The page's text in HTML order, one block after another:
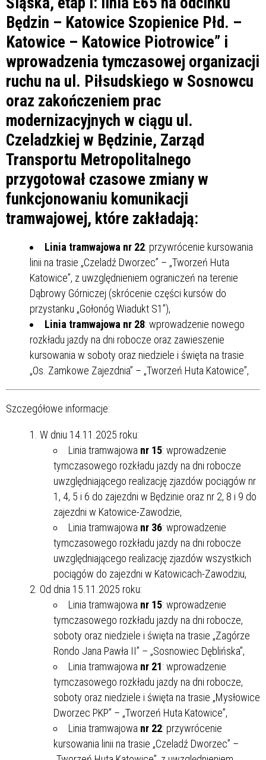
Będzin – Katowice Szopienice Płd. –
Katowice – Katowice Piotrowice” i
wprowadzenia tymczasowej organizacji
ruchu na ul. Piłsudskiego w Sosnowcu
oraz zakończeniem prac
modernizacyjnych w ciągu ul.
Czeladzkiej w Będzinie, Zarząd
Transportu Metropolitalnego
przygotował czasowe zmiany w
funkcjonowaniu komunikacji
tramwajowej, które zakładają:
Linia tramwajowa nr 22: przywrócenie kursowania
linii na trasie „Czeladź Dworzec” – „Tworzeń Huta
Katowice”, z uwzględnieniem ograniczeń na terenie
Dąbrowy Górniczej (skrócenie części kursów do
przystanku „Gołonóg Wiadukt S1”),
Linia tramwajowa nr 28: wprowadzenie nowego
rozkładu jazdy na dni robocze oraz zawieszenie
kursowania w soboty oraz niedziele i święta na trasie
„Os. Zamkowe Zajezdnia” – „Tworzeń Huta Katowice”,
Szczegółowe informacje:
W dniu 14.11.2025 roku:
Linia tramwajowa nr 15: wprowadzenie
tymczasowego rozkładu jazdy na dni robocze
uwzględniającego realizację zjazdów pociągów nr
1, 4, 5 i 6 do zajezdni w Będzinie oraz nr 2, 8 i 9 do
zajezdni w Katowice-Zawodzie,
Linia tramwajowa nr 36: wprowadzenie
tymczasowego rozkładu jazdy na dni robocze
uwzględniającego realizację zjazdów wszystkich
pociągów do zajezdni w Katowicach-Zawodziu,
Od dnia 15.11.2025 roku:
Linia tramwajowa nr 15: wprowadzenie
tymczasowego rozkładu jazdy na dni robocze,
soboty oraz niedziele i święta na trasie „Zagórze
Rondo Jana Pawła II” – „Sosnowiec Dęblińska”,
Linia tramwajowa nr 21: wprowadzenie
tymczasowego rozkładu jazdy na dni robocze,
soboty oraz niedziele i święta na trasie „Mysłowice
Dworzec PKP” – „Tworzeń Huta Katowice”,
Linia tramwajowa nr 22: przywrócenie
kursowania linii na trasie „Czeladź Dworzec” –